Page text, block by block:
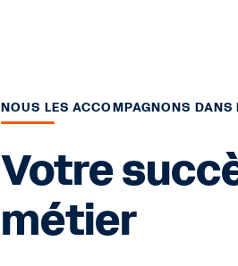
NOUS LES ACCOMPAGNONS DANS
Votre
métier